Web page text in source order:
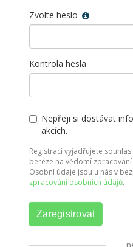
Zvolte heslo
Kontrola hesla
Nepřeji si dostávat
akcích.
Registrací vyjadřujete souhlas
bereze na vědomí
Osobní údaje jsou u nás v
zpracování osobních údajů.
Zaregistrovat